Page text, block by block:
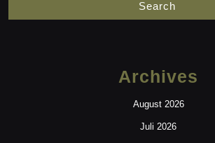
Archives
August 2026
Juli 2026